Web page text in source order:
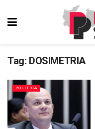
Tag: DOSIMETRIA
POLÍTICA